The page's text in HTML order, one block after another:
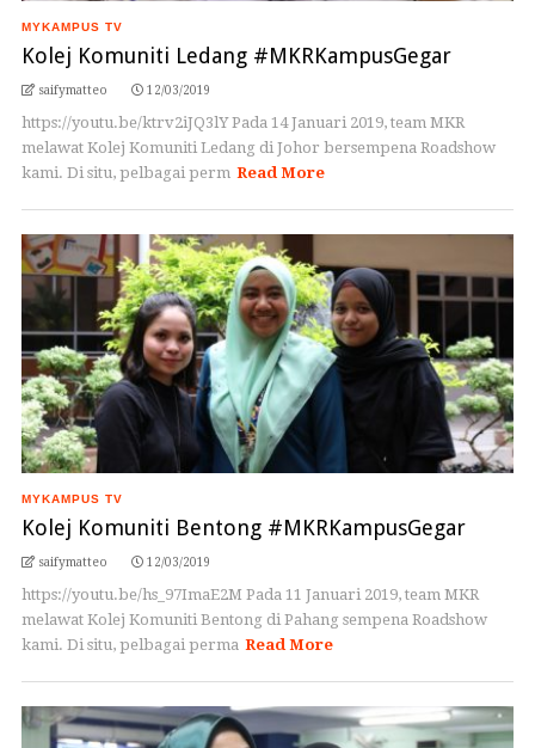
MYKAMPUS TV
Kolej Komuniti Ledang #MKRKampusGegar
saifymatteo 12/03/2019
https://youtu.be/ktrv2iJQ3lY Pada 14 Januari 2019, team MKR
melawat Kolej Komuniti Ledang di Johor bersempena Roadshow
kami. Di situ, pelbagai perm Read More
MYKAMPUS TV
Kolej Komuniti Bentong #MKRKampusGegar
saifymatteo 12/03/2019
https://youtu.be/hs_97ImaE2M Pada 11 Januari 2019, team MKR
melawat Kolej Komuniti Bentong di Pahang sempena Roadshow
kami. Di situ, pelbagai perma Read More